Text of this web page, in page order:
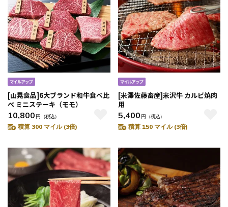
[山晃食品]6大ブランド和牛食べ比
べ ミニステーキ（モモ）
10,800 円 （税込）
積算 300 マイル (3倍)
[米澤佐藤畜産]米沢牛 カルビ焼肉
用
5,400 円 （税込）
積算 150 マイル (3倍)